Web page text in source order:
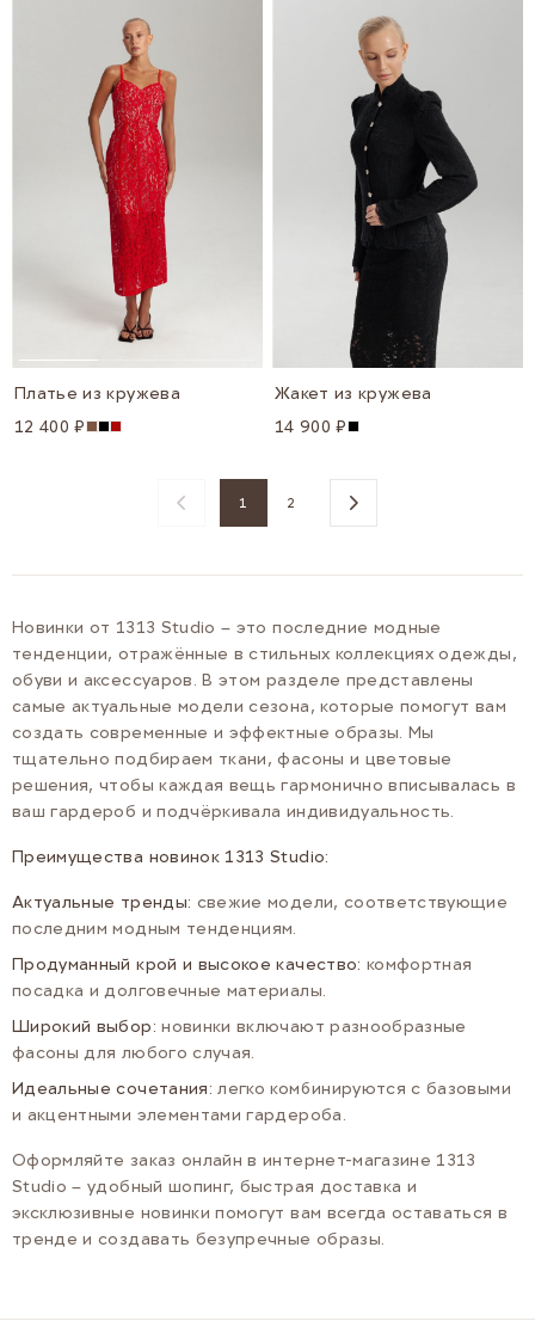
Платье из кружева
12 400 ₽
Жакет из кружева
14 900 ₽
YOU'RE CURRENTLY READING PAGE
1 PAGE
2
Новинки от 1313 Studio – это последние модные
тенденции, отражённые в стильных коллекциях одежды,
обуви и аксессуаров. В этом разделе представлены
самые актуальные модели сезона, которые помогут вам
создать современные и эффектные образы. Мы
тщательно подбираем ткани, фасоны и цветовые
решения, чтобы каждая вещь гармонично вписывалась в
ваш гардероб и подчёркивала индивидуальность.
Преимущества новинок 1313 Studio:
Актуальные тренды: свежие модели, соответствующие
последним модным тенденциям.
Продуманный крой и высокое качество: комфортная
посадка и долговечные материалы.
Широкий выбор: новинки включают разнообразные
фасоны для любого случая.
Идеальные сочетания: легко комбинируются с базовыми
и акцентными элементами гардероба.
Оформляйте заказ онлайн в интернет-магазине 1313
Studio – удобный шопинг, быстрая доставка и
эксклюзивные новинки помогут вам всегда оставаться в
тренде и создавать безупречные образы.